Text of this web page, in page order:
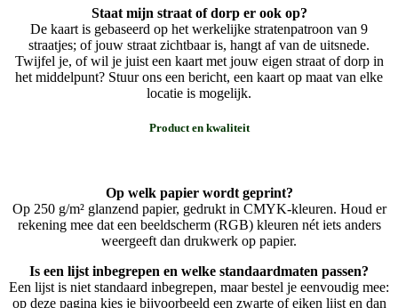
Staat mijn straat of dorp er ook op?
De kaart is gebaseerd op het werkelijke stratenpatroon van 9
straatjes; of jouw straat zichtbaar is, hangt af van de uitsnede.
Twijfel je, of wil je juist een kaart met jouw eigen straat of dorp in
het middelpunt? Stuur ons een bericht, een kaart op maat van elke
locatie is mogelijk.
Product en kwaliteit
Op welk papier wordt geprint?
Op 250 g/m² glanzend papier, gedrukt in CMYK-kleuren. Houd er
rekening mee dat een beeldscherm (RGB) kleuren nét iets anders
weergeeft dan drukwerk op papier.
Is een lijst inbegrepen en welke standaardmaten passen?
Een lijst is niet standaard inbegrepen, maar bestel je eenvoudig mee:
op deze pagina kies je bijvoorbeeld een zwarte of eiken lijst en dan